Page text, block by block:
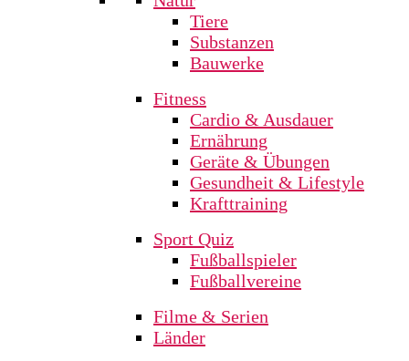
Tiere
Substanzen
Bauwerke
Fitness
Cardio & Ausdauer
Ernährung
Geräte & Übungen
Gesundheit & Lifestyle
Krafttraining
Sport Quiz
Fußballspieler
Fußballvereine
Filme & Serien
Länder